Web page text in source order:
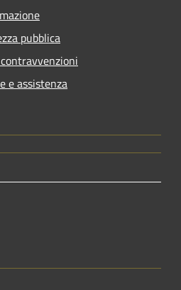
pubblica
e assistenza